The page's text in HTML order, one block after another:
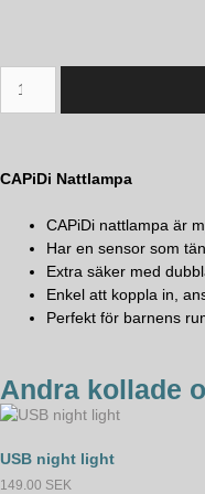
CAPiDi Nattlampa
CAPiDi nattlampa är
Har en sensor som
Extra säker med
Enkel att koppla in,
Perfekt för barnens
Andra kollade
USB night light
149.00 SEK